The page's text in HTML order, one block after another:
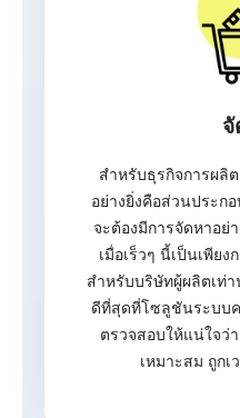
สำหรับธุรกิจการผ
อย่างยิ่งคือส่วนประก
จะต้องมีการจัดหาอย่
เมื่อเร็วๆ นี้เป็นเพีย
สำหรับบริษัทผู้ผลิตเท่
ดีที่สุดที่โซลูชันระบบ
ตรวจสอบให้แน่ใจ
เหมาะสม ถูก